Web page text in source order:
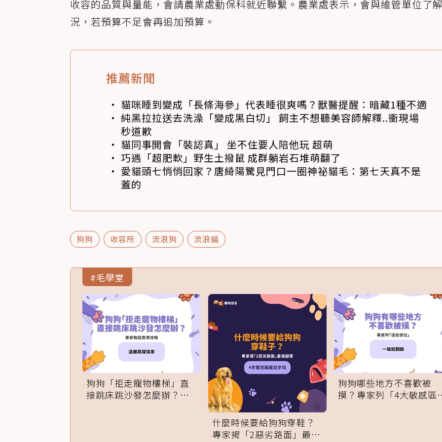
收容的品質與量能，會請農業處動保科就近聯繫。農業處表示，會與維管單位了
況，若預算不足會再追加預算。
推薦新聞
貓咪睡到變成「長條海參」代表睡很爽嗎？獸醫提醒：暗藏1種不適
純黑拉拉送去洗澡「變成黑白切」 飼主不想聽美容師解釋..衝現場
秒道歉
貓同事開會「裝認真」 坐不住要人陪他玩 超萌
巧遇「超肥軟」野生土撥鼠 成群躺岩石堆萌翻了
愛貓頭七悄悄回家？唐綺陽驚見門口一圈神祕貓毛：第七天真不是
蓋的
狗狗 收容所 流浪狗 流浪貓
#毛學堂
狗狗「拒走寵物樓梯」直
接跳床跳沙發怎麼辦？專
什麼時候要給狗狗穿鞋？
專家揭「2惡劣路面」最傷
狗狗哪些地方不喜歡被
摸？專家列「4大敏感區